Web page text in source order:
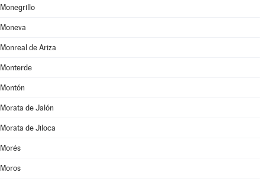
Monegrillo
Moneva
Monreal de Ariza
Monterde
Montón
Morata de Jalón
Morata de Jiloca
Morés
Moros